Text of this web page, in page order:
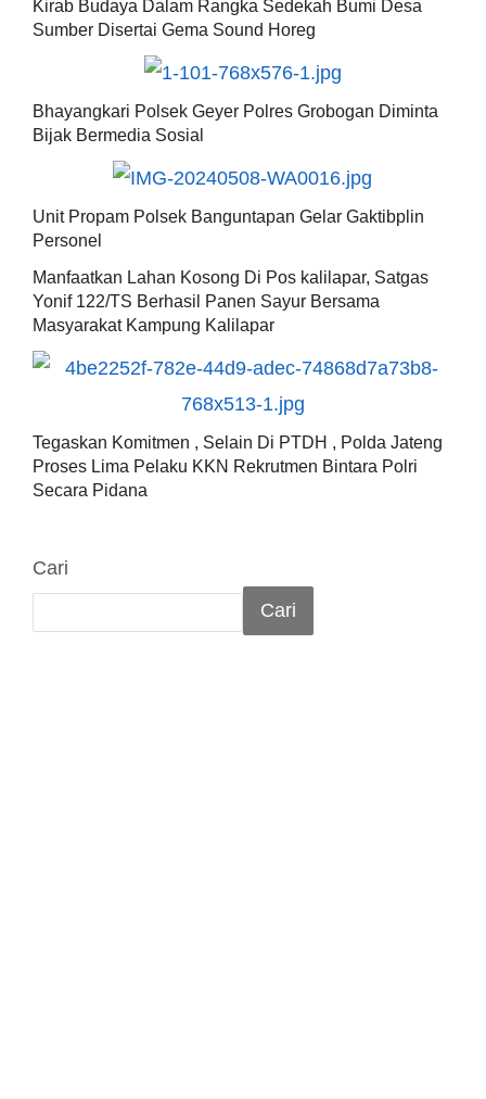
Kirab Budaya Dalam Rangka Sedekah Bumi Desa
Sumber Disertai Gema Sound Horeg
Bhayangkari Polsek Geyer Polres Grobogan Diminta
Bijak Bermedia Sosial
Unit Propam Polsek Banguntapan Gelar Gaktibplin
Personel
Manfaatkan Lahan Kosong Di Pos kalilapar, Satgas
Yonif 122/TS Berhasil Panen Sayur Bersama
Masyarakat Kampung Kalilapar
Tegaskan Komitmen , Selain Di PTDH , Polda Jateng
Proses Lima Pelaku KKN Rekrutmen Bintara Polri
Secara Pidana
Cari
Cari